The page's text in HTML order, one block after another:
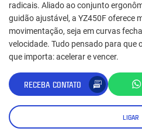
radicais. Aliado ao conjunto
guidão ajustável, a YZ450F oferece
movimentação, seja em curvas
velocidade. Tudo pensado para que
que importa: acelerar e vencer.
RECEBA CONTATO
LIGAR